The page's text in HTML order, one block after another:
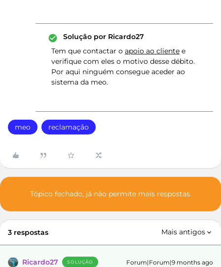
Solução por Ricardo27
Tem que contactar o apoio ao cliente e
verifique com eles o motivo desse débito.
Por aqui ninguém consegue aceder ao
sistema da meo.
meo reclamação
Tópico fechado, já não permite mais respostas.
3 respostas Mais antigos
Ricardo27 SOLUÇÃO Forum|Forum|9 months ago